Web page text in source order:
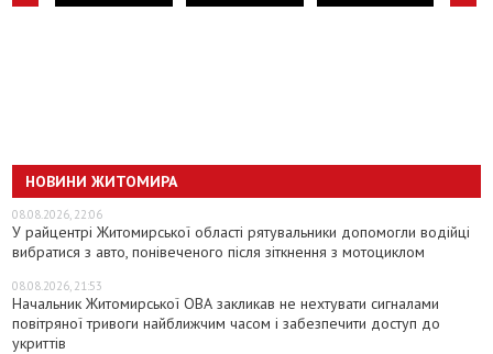
НОВИНИ ЖИТОМИРА
08.08.2026, 22:06
У райцентрі Житомирської області рятувальники допомогли водійці
вибратися з авто, понівеченого після зіткнення з мотоциклом
08.08.2026, 21:53
Начальник Житомирської ОВА закликав не нехтувати сигналами
повітряної тривоги найближчим часом і забезпечити доступ до
укриттів